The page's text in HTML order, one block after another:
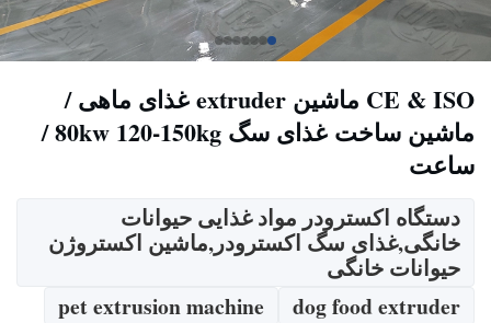
CE & ISO ماشین extruder غذای ماهی /
ماشین ساخت غذای سگ 80kw 120-150kg /
ساعت
دستگاه اکسترودر مواد غذایی حیوانات
خانگی,غذای سگ اکسترودر,ماشین اکستروژن
حیوانات خانگی
dog food extruder
pet extrusion machine